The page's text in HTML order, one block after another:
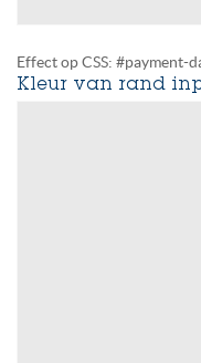
Effect op CSS:
Kleur van rand